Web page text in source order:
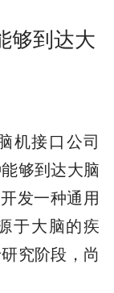
够到达大
机接口公司
够到达大脑
发一种通用
于大脑的疾
究阶段，尚